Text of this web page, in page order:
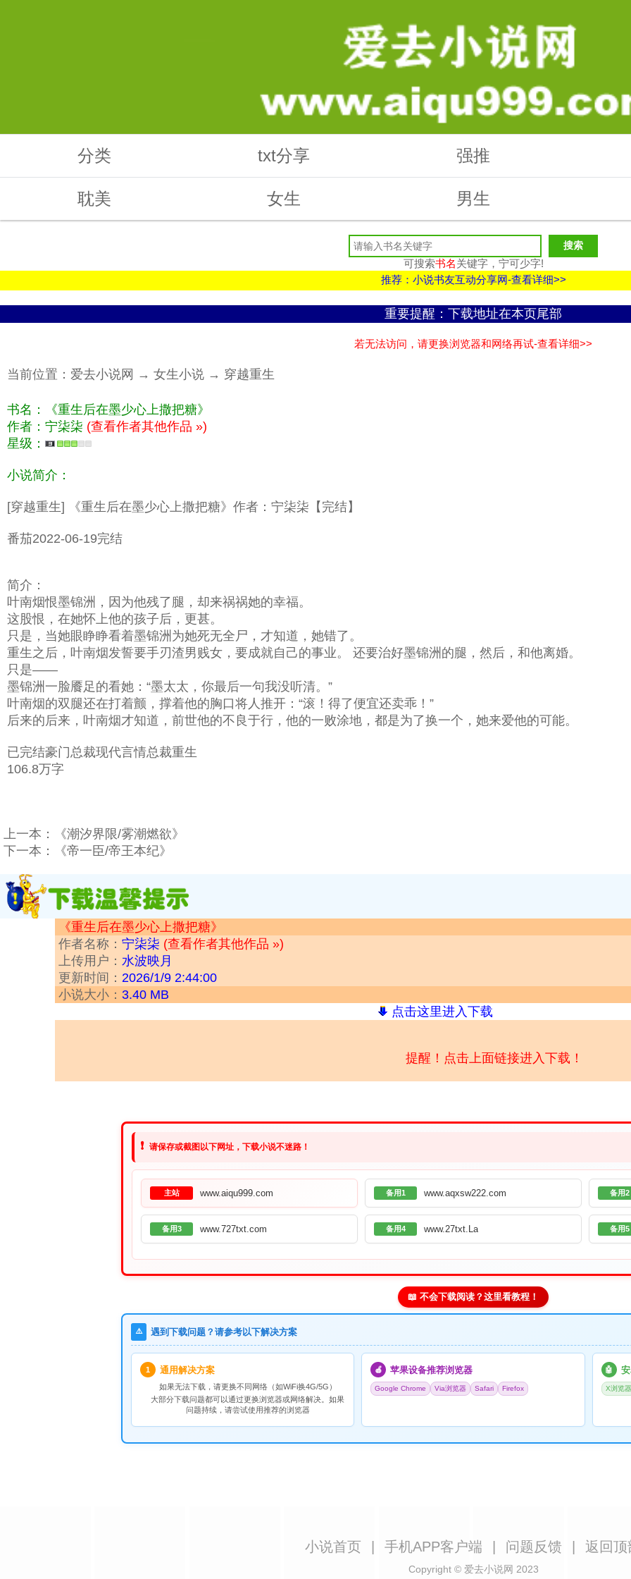
分类 txt分享 强推
耽美 女生 男生
可搜索书名关键字，宁可少字!
推荐：小说书友互动分享网-查看详细>>
重要提醒：下载地址在本页尾部
若无法访问，请更换浏览器和网络再试-查看详细>>
当前位置： 爱去小说网 → 女生小说 → 穿越重生
书名：《重生后在墨少心上撒把糖》
作者：宁柒柒 (查看作者其他作品 »)
星级：
小说简介：
[穿越重生] 《重生后在墨少心上撒把糖》作者：宁柒柒【完结】
番茄2022-06-19完结
简介：
叶南烟恨墨锦洲，因为他残了腿，却来祸祸她的幸福。
这股恨，在她怀上他的孩子后，更甚。
只是，当她眼睁睁看着墨锦洲为她死无全尸，才知道，她错了。
重生之后，叶南烟发誓要手刃渣男贱女，要成就自己的事业。 还要治好墨锦洲的腿，然后，和他离婚。
只是——
墨锦洲一脸餍足的看她：“墨太太，你最后一句我没听清。”
叶南烟的双腿还在打着颤，撑着他的胸口将人推开：“滚！得了便宜还卖乖！”
后来的后来，叶南烟才知道，前世他的不良于行，他的一败涂地，都是为了换一个，她来爱他的可能。
已完结豪门总裁现代言情总裁重生
106.8万字
上一本：
《潮汐界限/雾潮燃欲》
下一本：
《帝一臣/帝王本纪》
《重生后在墨少心上撒把糖》
作者名称： 宁柒柒 (查看作者其他作品 »)
上传用户： 水波映月
更新时间： 2026/1/9 2:44:00
小说大小： 3.40 MB
点击这里进入下载
提醒！点击上面链接进入下载！
❗ 请保存或截图以下网址，下载小说不迷路！
主站 www.aiqu999.com 备用1 www.aqxsw222.com 备用2
备用3 www.727txt.com 备用4 www.27txt.La 备用5
📖 不会下载阅读？这里看教程！
⚠️ 遇到下载问题？请参考以下解决方案
1 通用解决方案
如果无法下载，请更换不同网络（如WiFi换4G/5G）
大部分下载问题都可以通过更换浏览器或网络解决。如果
问题持续，请尝试使用推荐的浏览器
🍎 苹果设备推荐浏览器
Google Chrome Via浏览器 Safari Firefox
🤖
X浏览器
小说首页 手机APP客户端 问题反馈 返回顶
Copyright © 爱去小说网 2023